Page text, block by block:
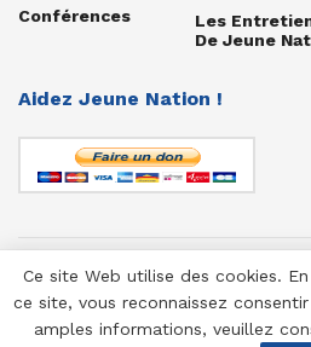
Conférences
Les
De Jeune
Aidez Jeune Nation !
© 1958-2025 Jeune Nation
Ce site Web utilise des cookies.
ce site, vous reconnaissez
amples informations, veuillez